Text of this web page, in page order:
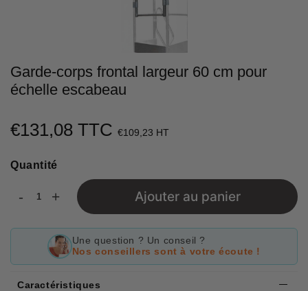
Garde-corps frontal largeur 60 cm pour
échelle escabeau
€131,08 TTC €109,23 HT
price
Quantité
- + Ajouter au panier
Une question ? Un conseil ?
Nos conseillers sont à votre écoute !
Caractéristiques